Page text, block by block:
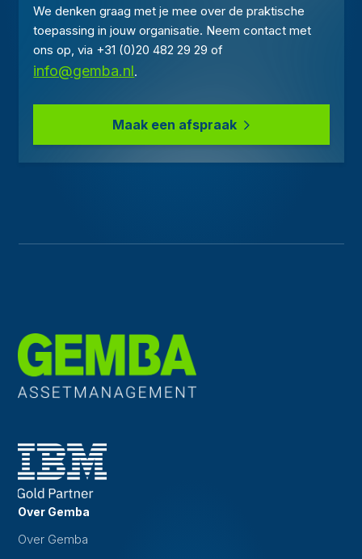
We denken graag met je mee over de praktische
toepassing in jouw organisatie. Neem contact met
ons op, via +31 (0)20 482 29 29 of
info@gemba.nl.
Maak een afspraak
Over Gemba
Over Gemba